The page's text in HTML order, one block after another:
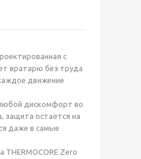
с
вратарю без труда
движение
дискомфорт во
защита остаётся на
даже в самые
Zero